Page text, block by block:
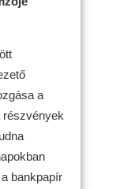
a
részvények
bankpapír